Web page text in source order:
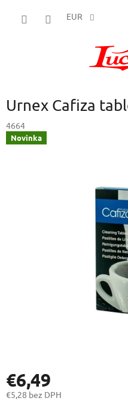
EUR
Urnex Cafiza
4664
Novinka
€6,49
€5,28 bez DPH